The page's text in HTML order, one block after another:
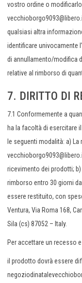
vostro ordine o
qualsiasi altra
identificare univocamente
di annullamento/modifica
relative al rimborso di
7. DIRITTO DI
7.1 Conformemente a
ha la facoltà di esercitare
le seguenti modalità: a)
ricevimento dei prodotti;
rimborso entro 30 giorni
essere restituito, con
Ventura, Via Roma 168,
Sila (cs) 87052 – Italy.
Per accettare un recesso
il prodotto dovrà essere